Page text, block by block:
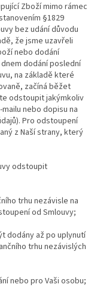
Zboží mimo rámec
§1829
bez udání důvodu
že jsme uzavřeli
nebo dodání
dodání poslední
na základě které
začíná běžet
odstoupit jakýmkoliv
nebo dopisu na
Pro odstoupení
z Naší strany, který
odstoupit
trhu nezávisle na
od Smlouvy;
dodány až po uplynutí
trhu nezávislých
nebo pro Vaši osobu;